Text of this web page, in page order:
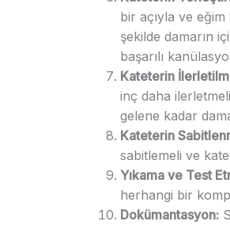
bir açıyla ve
şekilde damarın
başarılı
Kateterin
inç daha
gelene kadar
Kateterin
sabitlemeli ve
Yıkama ve Test
herhangi bir
Dokümantasyon: